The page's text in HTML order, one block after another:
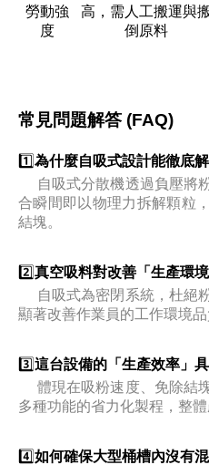
勞動強
度
高，需人工搬運與
倒原料
常見問題解答 (FAQ)
1️⃣為什麼自吸式設計能徹底
自吸式分散機透過負壓將
合瞬間即以物理力拆解顆粒
結塊。
2️⃣真空吸料對改善「生產環
自吸式為密閉系統，杜絕
顯著改善作業員的工作環境品
3️⃣這台設備的「生產效率」
體現在吸粉速度、免除結
多種功能的省力化製程，整體
4️⃣如何確保大型桶槽內沒有